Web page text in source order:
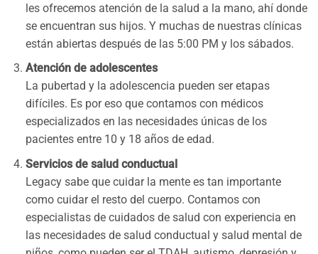
les ofrecemos atención de la salud a la mano, ahí donde
se encuentran sus hijos. Y muchas de nuestras clínicas
están abiertas después de las 5:00 PM y los sábados.
Atención de adolescentes
La pubertad y la adolescencia pueden ser etapas
difíciles. Es por eso que contamos con médicos
especializados en las necesidades únicas de los
pacientes entre 10 y 18 años de edad.
Servicios de salud conductual
Legacy sabe que cuidar la mente es tan importante
como cuidar el resto del cuerpo. Contamos con
especialistas de cuidados de salud con experiencia en
las necesidades de salud conductual y salud mental de